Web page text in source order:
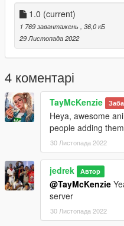
1.0 (current)
1 769 завантажень , 36,0 кБ
29 Листопада 2022
4 коментарі
TayMcKenzie
Heya, awesome
people adding
30 Листопада 2022
jedrek Автор
@TayMcKenzie
server
30 Листопада 2022